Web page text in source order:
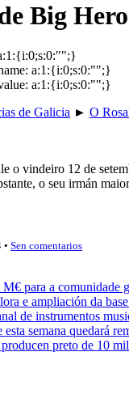
Big
a:1:{i:0;s:0:"";}
a:1:{i:0;s:0:"";}
de Galicia ► O
o vindeiro 12 de
o seu irmán
• Sen comentarios
para a comunidade
e ampliación da
de instrumentos
semana quedará
preto de 10